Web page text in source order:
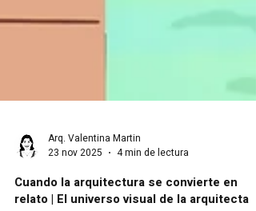
Arq. Valentina Martin